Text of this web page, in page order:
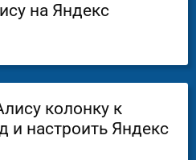
на Яндекс
колонку к
и настроить Яндекс